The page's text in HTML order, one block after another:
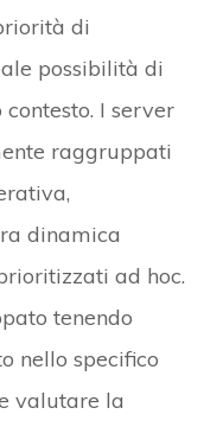
di
possibilità di
I server
raggruppati
dinamica
ad hoc.
tenendo
nello specifico
valutare la